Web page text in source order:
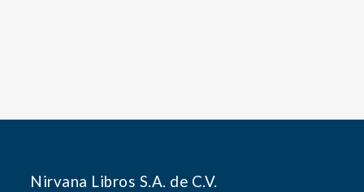
Nirvana Libros S.A. de C.V.